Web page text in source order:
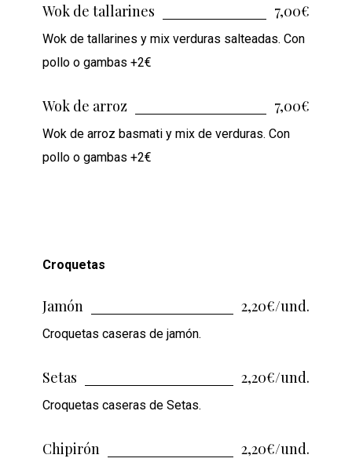
Wok de tallarines 7,00€
Wok de tallarines y mix verduras salteadas. Con
pollo o gambas +2€
Wok de arroz 7,00€
Wok de arroz basmati y mix de verduras. Con
pollo o gambas +2€
Croquetas
Jamón 2,20€/und.
Croquetas caseras de jamón.
Setas 2,20€/und.
Croquetas caseras de Setas.
Chipirón 2,20€/und.